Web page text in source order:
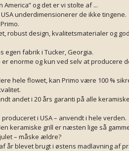
America” og det er vi stolte af ...
underdimensionerer de ikke tingene.
robust design, kvalitetsmaterialer og
egen fabrik i Tucker, Georgia.
enorme og kun ved selv at producere
hele flowet, kan Primo være 100 %
andet i 20 års garanti på alle
i USA – anvendt i hele verden.
keramiske grill er næsten lige så
– måske ældre?
år blevet brugt i østens madlavning af